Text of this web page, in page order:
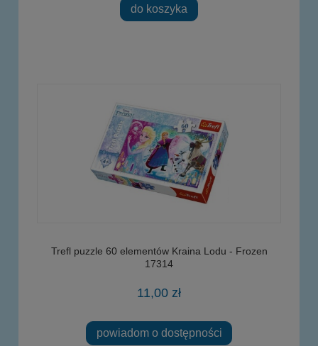
do koszyka
Trefl puzzle 60 elementów Kraina Lodu - Frozen
17314
11,00 zł
powiadom o dostępności